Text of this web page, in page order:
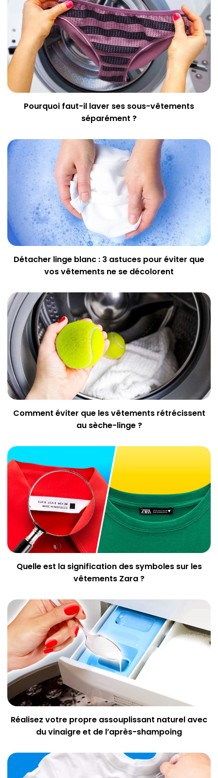
Pourquoi faut-il laver ses sous-vêtements
séparément ?
Détacher linge blanc : 3 astuces pour éviter que
vos vêtements ne se décolorent
Comment éviter que les vêtements rétrécissent
au sèche-linge ?
Quelle est la signification des symboles sur les
vêtements Zara ?
Réalisez votre propre assouplissant naturel avec
du vinaigre et de l’après-shampoing